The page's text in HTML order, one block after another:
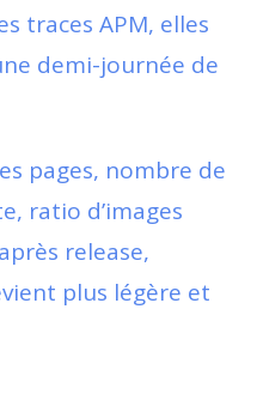
traces APM, elles
demi-journée de
pages, nombre de
ratio d’images
release,
plus légère et